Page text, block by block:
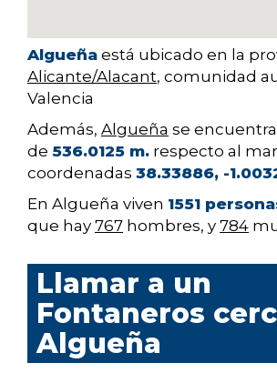
Algueña está ubicado en la
Alicante/Alacant, comunidad
Valencia
Además, Algueña se
de 536.0125 m. respecto al
coordenadas 38.33886, -
En Algueña viven 1551
que hay 767 hombres, y 784
Llamar a un
Fontaneros
Algueña